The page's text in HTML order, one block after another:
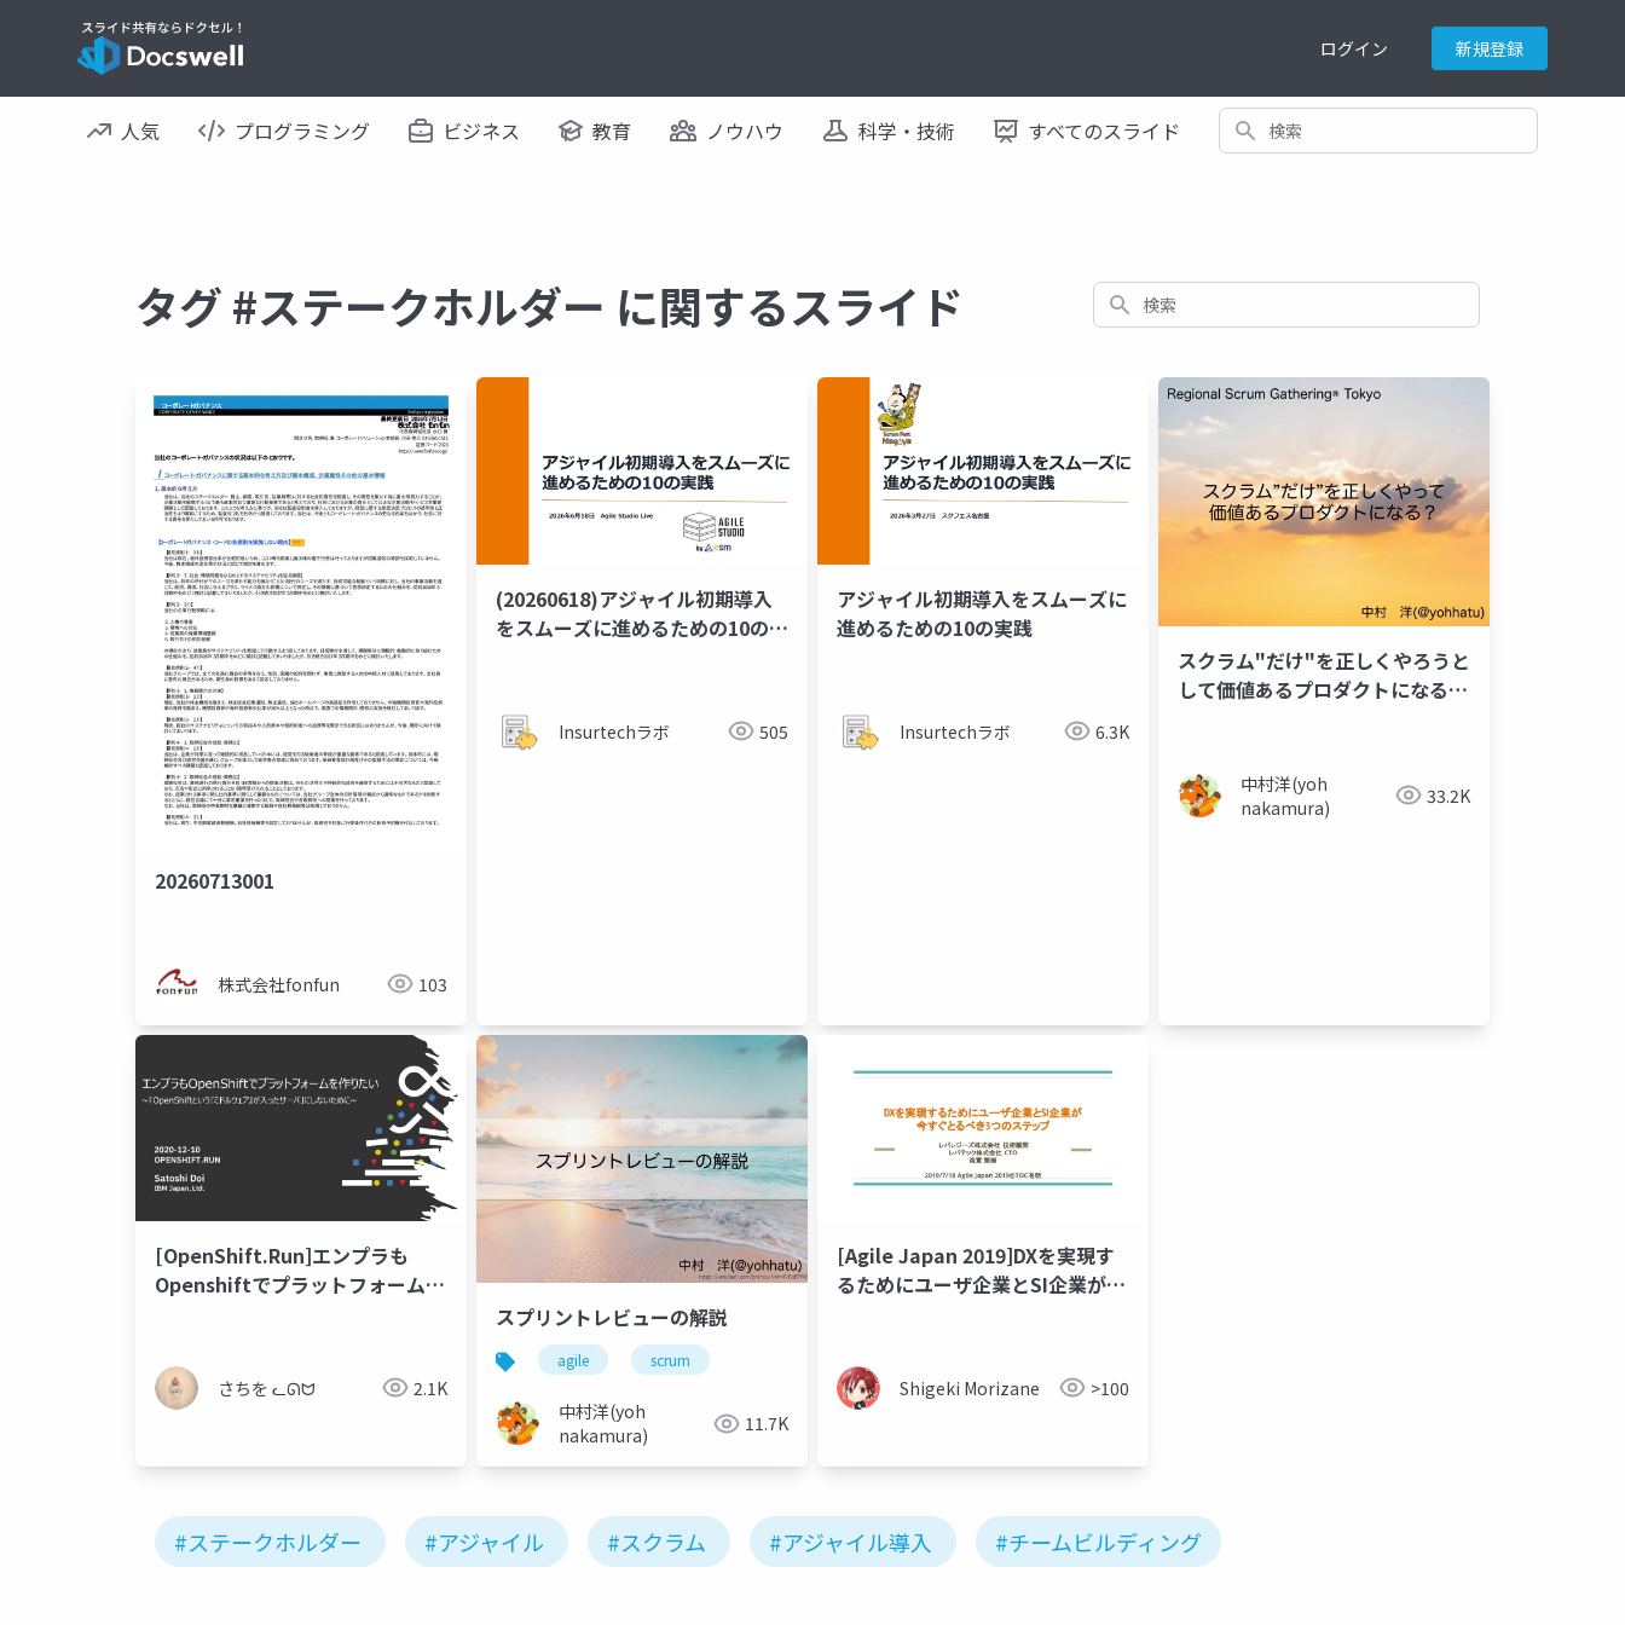
ログイン 新規登録
人気 プログラミング ビジネス 教育 ノウハウ 科学・技術 すべてのスライド 検索
タグ #ステークホルダー に関するスライド 検索
20260713001
株式会社fonfun 103
(20260618)アジャイル初期導入
を​スムーズに​進める​ための​10の​実
Insurtechラボ 505
アジャイル初期導入を​スムーズに​
進める​ための​10の​実践
Insurtechラボ 6.3K
スクラム"だけ"を正しくやろうと
して価値あるプロダクトになるか
中村洋(yoh
nakamura)
33.2K
[OpenShift.Run]エンプラも
Openshiftでプラットフォームを
さちを ᓚᘏᗢ 2.1K
スプリントレビューの解説
agile scrum
中村洋(yoh
nakamura)
11.7K
[Agile Japan 2019]DXを実現す
るためにユーザ企業とSI企業が
Shigeki Morizane >100
#ステークホルダー #アジャイル #スクラム #アジャイル導入 #チームビルディング